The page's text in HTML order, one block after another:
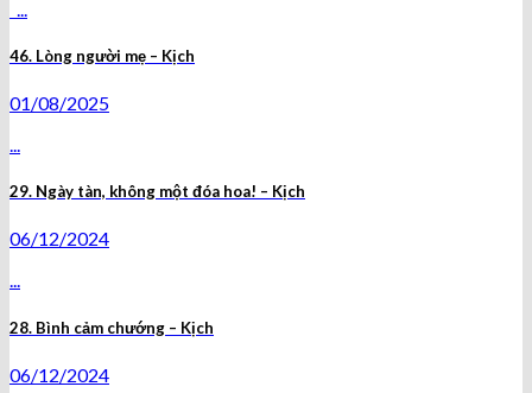
46. Lòng người mẹ – Kịch
01/08/2025
...
29. Ngày tàn, không một đóa hoa! – Kịch
06/12/2024
...
28. Bình cảm chướng – Kịch
06/12/2024